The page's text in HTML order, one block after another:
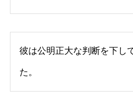
彼は公明正大な判断を下し
た。